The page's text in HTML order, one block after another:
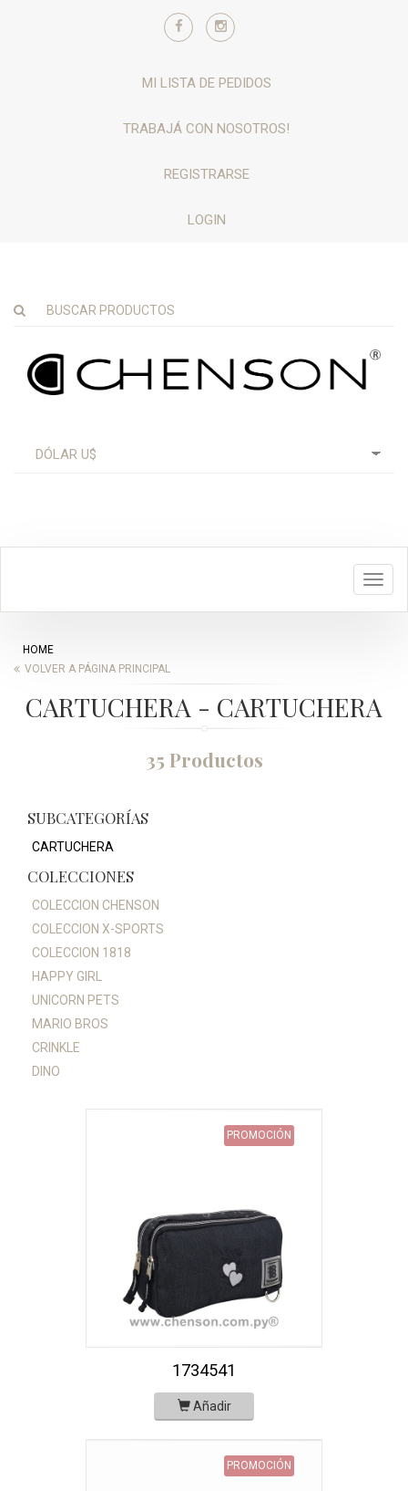
MI LISTA DE PEDIDOS
TRABAJÁ CON NOSOTROS!
REGISTRARSE
LOGIN
HOME
VOLVER A PÁGINA PRINCIPAL
CARTUCHERA - CARTUCHERA
35 Productos
SUBCATEGORÍAS
CARTUCHERA
COLECCIONES
COLECCION CHENSON
COLECCION X-SPORTS
COLECCION 1818
HAPPY GIRL
UNICORN PETS
MARIO BROS
CRINKLE
DINO
PROMOCIÓN
1734541
Añadir
PROMOCIÓN